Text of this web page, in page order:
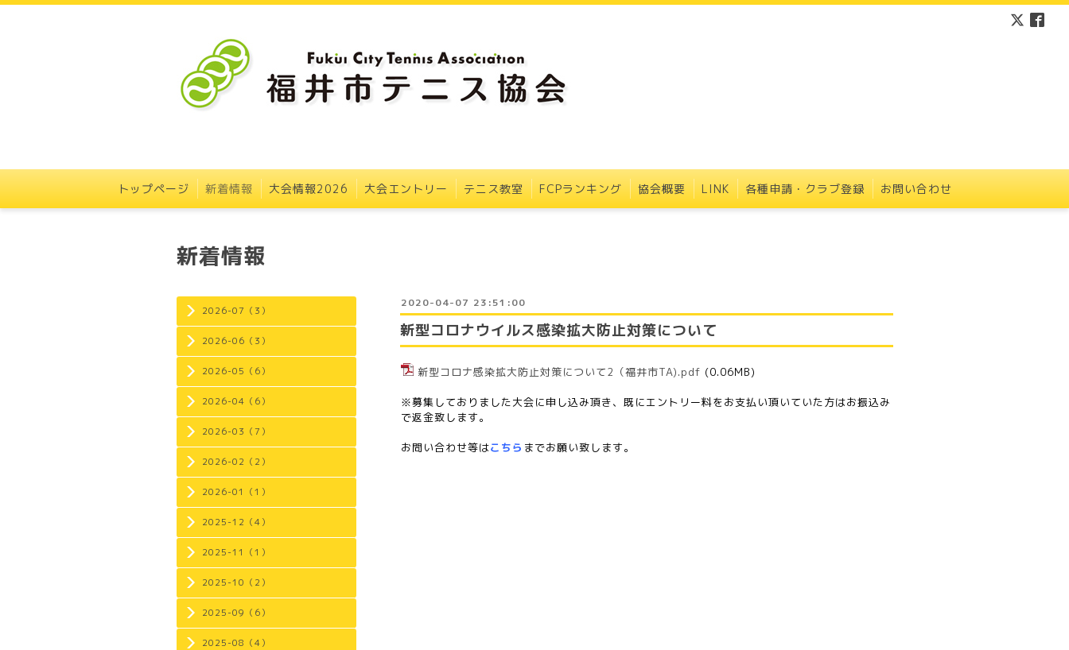
トップページ 新着情報 大会情報2026 大会エントリー テニス教室 FCPランキング 協会概要 LINK 各種申請・クラブ登録 お問い合わせ
2026-07（3）
2026-06（3）
2026-05（6）
2026-04（6）
2026-03（7）
2026-02（2）
2026-01（1）
2025-12（4）
2025-11（1）
2025-10（2）
2025-09（6）
2025-08（4）
新着情報
2020-04-07 23:51:00
新型コロナウイルス感染拡大防止対策について
新型コロナ感染拡大防止対策について2（福井市TA).pdf (0.06MB)
※募集しておりました大会に申し込み頂き、既にエントリー料をお支払い頂いていた方はお振込み
で返金致します。
お問い合わせ等はこちら までお願い致します。